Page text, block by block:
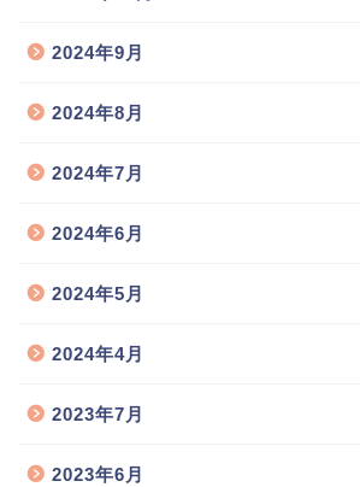
2024年9月
2024年8月
2024年7月
2024年6月
2024年5月
2024年4月
2023年7月
2023年6月